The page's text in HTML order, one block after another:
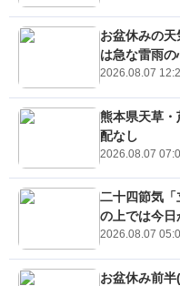
お盆休みの
は急な雷雨の
2026.08.07
熊本県天草
配なし
2026.08.07
二十四節気
の上では今日
2026.08.07
お盆休み前